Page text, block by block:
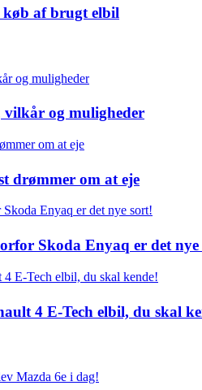
af brugt elbil
vilkår og muligheder
drømmer om at eje
Skoda Enyaq er det nye
4 E-Tech elbil, du skal